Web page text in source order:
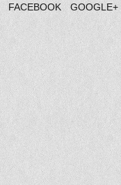
FACEBOOK GOOGLE+